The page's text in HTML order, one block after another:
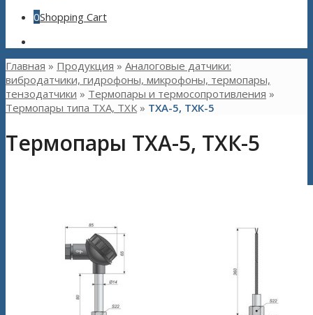
0Shopping Cart
Главная » Продукция » Аналоговые датчики:
вибродатчики, гидрофоны, микрофоны, термопары,
тензодатчики » Термопары и термосопротивления »
Термопары типа ТХА, ТХК » ТХА-5, ТХК-5
Термопары ТХА-5, ТХК-5